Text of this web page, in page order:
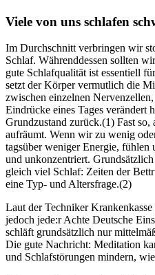
Viele von uns schlafen
Im Durch­schnitt ver­brin­gen wir
Schlaf. Währenddessen sollten
gute Schlaf­qua­li­tät ist essen­ti­ell
setzt der Körper vermutlich die
zwischen einzelnen
Eindrücke eines Tages verändert
Grundzustand zurück.(1) Fast
aufräumt. Wenn wir zu wenig
tags­über weniger Ener­gie, fühlen
und unkon­zen­triert.
gleich viel Schlaf: Zeiten der
eine Typ- und Altersfrage.(2)
Laut der Techniker
jedoch jede:r Achte Deutsche
schläft grundsätzlich nur
Die gute Nach­richt: Meditation
und Schlafstörungen mindern,